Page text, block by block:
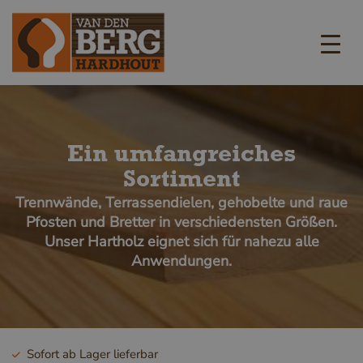
Ein umfangreiches
Sortiment
Trennwände, Terrassendielen, gehobelte und raue
Pfosten und Bretter in verschiedensten Größen.
Unser Hartholz eignet sich für nahezu alle
Anwendungen.
Sofort ab Lager lieferbar